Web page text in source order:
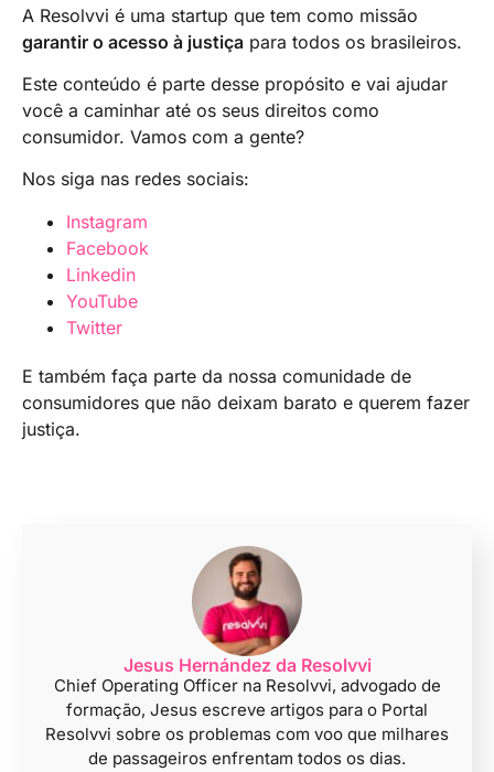
tempo necessário para retornar ao aeroporto
com antecedência suficiente.
A Resolvvi é uma startup que tem como missão
garantir o acesso à justiça para todos os brasileiros.
Este conteúdo é parte desse propósito e vai ajudar
você a caminhar até os seus direitos como
consumidor. Vamos com a gente?
Nos siga nas redes sociais:
Instagram
Facebook
Linkedin
YouTube
Twitter
E também faça parte da nossa comunidade de
consumidores que não deixam barato e querem fazer
justiça.
Jesus Hernández da Resolvvi
Chief Operating Officer na Resolvvi, advogado de
formação, Jesus escreve artigos para o Portal
Resolvvi sobre os problemas com voo que milhares
de passageiros enfrentam todos os dias.